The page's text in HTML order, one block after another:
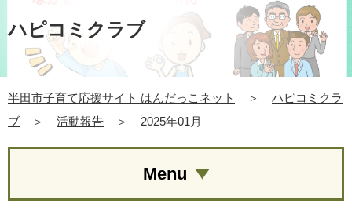
ハピコミクラブ
半田市子育て応援サイト はんだっこネット ＞
ハピコミクラ
ブ
＞ 活動報告 ＞ 2025年01月
Menu